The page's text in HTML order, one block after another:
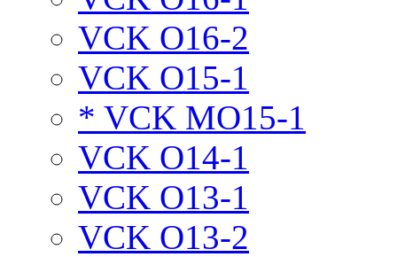
VCK O16-2
VCK O15-1
* VCK MO15-1
VCK O14-1
VCK O13-1
VCK O13-2